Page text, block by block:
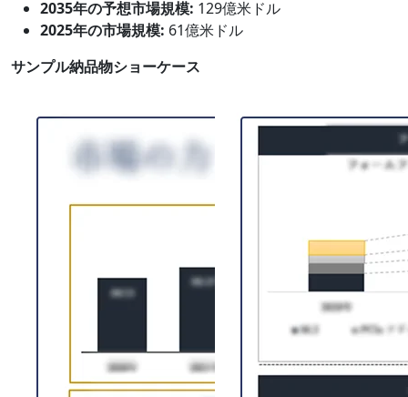
2035年の予想市場規模: 129億米ドル
2025年の市場規模: 61億米ドル
サンプル納品物ショーケース